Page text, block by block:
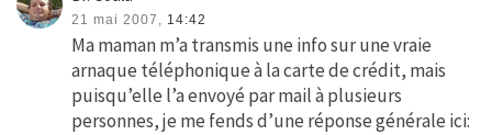
21 mai 2007, 14:42
Ma maman m’a transmis une info sur une vraie
arnaque téléphonique à la carte de crédit, mais
puisqu’elle l’a envoyé par mail à plusieurs
personnes, je me fends d’une réponse générale ici: